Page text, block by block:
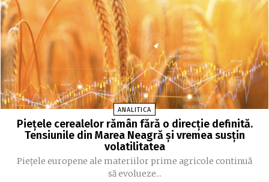
ANALITICA
Piețele cerealelor rămân fără o direcție definită.
Tensiunile din Marea Neagră și vremea susțin
volatilitatea
Piețele europene ale materiilor prime agricole continuă
să evolueze...